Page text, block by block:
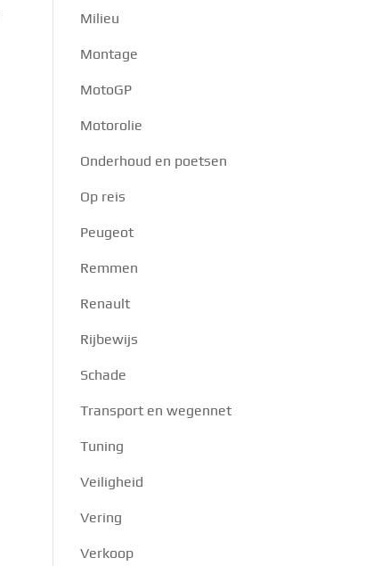
Milieu
Montage
MotoGP
Motorolie
Onderhoud en poetsen
Op reis
Peugeot
Remmen
Renault
Rijbewijs
Schade
Transport en wegennet
Tuning
Veiligheid
Vering
Verkoop